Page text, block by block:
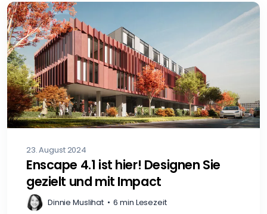
23. August 2024
Enscape 4.1 ist hier! Designen Sie
gezielt und mit Impact
Dinnie Muslihat • 6 min Lesezeit